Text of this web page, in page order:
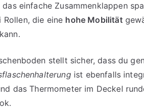
einfache Zusammenklappen
Rollen, die eine hohe Mobilität
stellt sicher, dass du
ist ebenfalls
das Thermometer im Deckel